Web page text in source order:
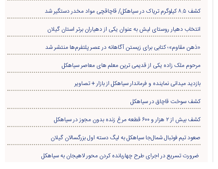
کشف ۸.۵ کیلوگرم تریاک در سیاهکل/ قاچاقچی مواد مخدر دستگیر شد
انتخاب دهیار روستای لیش به عنوان یکی از دهیاران برتر استان گیلان
«ذهن مقاوم»؛ کتابی برای زیستن آگاهانه در عصر پلتفرم‌ها منتشر شد
مرحوم ملک زاده یکی از قدیمی ترین معلم های معاصر سیاهکل
بازدید میدانی نماینده و فرماندار سیاهکل از بازار + تصاویر
کشف سوخت قاچاق در سياهکل
کشف بیش از ۲ هزار و ۶۰۰ قطعه مرغ زنده بدون مجوز در سیاهکل
صعود تیم فوتبال شمال‌جا‌ سیاهکل به لیگ دسته اول بزرگسالان گیلان
ضرورت تسریع در اجرای طرح چهاربانده کردن محور لاهیجان به سیاهکل